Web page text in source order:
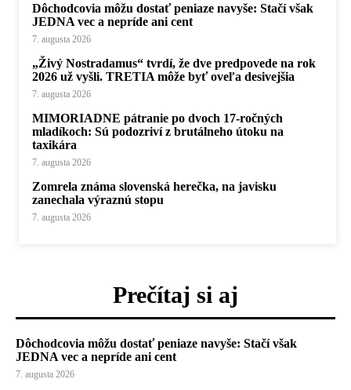
Dôchodcovia môžu dostať peniaze navyše: Stačí však
JEDNA vec a nepríde ani cent
7. augusta 2026
„Živý Nostradamus“ tvrdí, že dve predpovede na rok
2026 už vyšli. TRETIA môže byť oveľa desivejšia
7. augusta 2026
MIMORIADNE pátranie po dvoch 17-ročných
mladíkoch: Sú podozriví z brutálneho útoku na
taxikára
7. augusta 2026
Zomrela známa slovenská herečka, na javisku
zanechala výraznú stopu
7. augusta 2026
Prečítaj si aj
Dôchodcovia môžu dostať peniaze navyše: Stačí však
JEDNA vec a nepríde ani cent
7. augusta 2026